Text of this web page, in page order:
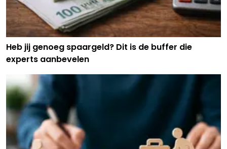
Heb jij genoeg spaargeld? Dit is de buffer die
experts aanbevelen